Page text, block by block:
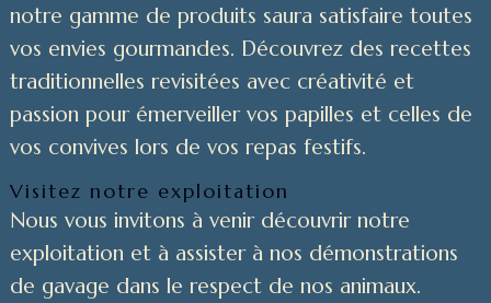
notre gamme de produits saura satisfaire toutes
vos envies gourmandes. Découvrez des recettes
traditionnelles revisitées avec créativité et
passion pour émerveiller vos papilles et celles de
vos convives lors de vos repas festifs.
Visitez notre exploitation
Nous vous invitons à venir découvrir notre
exploitation et à assister à nos démonstrations
de gavage dans le respect de nos animaux.